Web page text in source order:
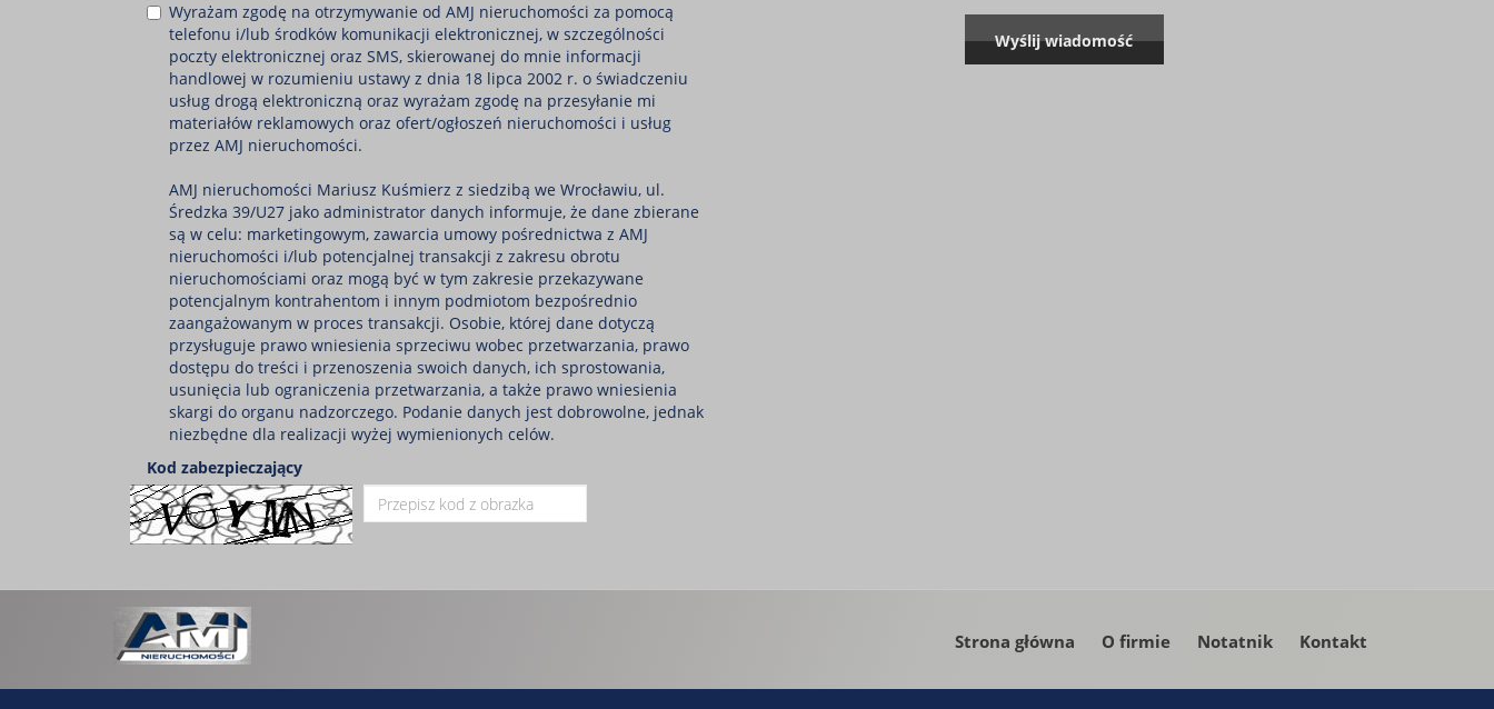
Wyrażam zgodę na otrzymywanie od AMJ nieruchomości za pomocą
telefonu i/lub środków komunikacji elektronicznej, w szczególności
poczty elektronicznej oraz SMS, skierowanej do mnie informacji
handlowej w rozumieniu ustawy z dnia 18 lipca 2002 r. o świadczeniu
usług drogą elektroniczną oraz wyrażam zgodę na przesyłanie mi
materiałów reklamowych oraz ofert/ogłoszeń nieruchomości i usług
przez AMJ nieruchomości.
AMJ nieruchomości Mariusz Kuśmierz z siedzibą we Wrocławiu, ul.
Średzka 39/U27 jako administrator danych informuje, że dane zbierane
są w celu: marketingowym, zawarcia umowy pośrednictwa z AMJ
nieruchomości i/lub potencjalnej transakcji z zakresu obrotu
nieruchomościami oraz mogą być w tym zakresie przekazywane
potencjalnym kontrahentom i innym podmiotom bezpośrednio
zaangażowanym w proces transakcji. Osobie, której dane dotyczą
przysługuje prawo wniesienia sprzeciwu wobec przetwarzania, prawo
dostępu do treści i przenoszenia swoich danych, ich sprostowania,
usunięcia lub ograniczenia przetwarzania, a także prawo wniesienia
skargi do organu nadzorczego. Podanie danych jest dobrowolne, jednak
niezbędne dla realizacji wyżej wymienionych celów.
Kod zabezpieczający
Strona główna O firmie Notatnik Kontakt